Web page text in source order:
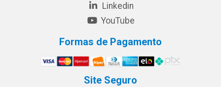
Linkedin
YouTube
Formas de Pagamento
Site Seguro